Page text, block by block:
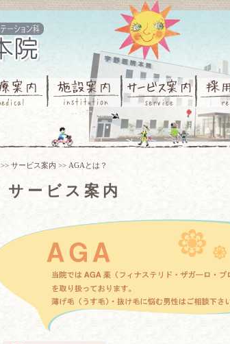
>> サービス案内 >> AGAとは？
サービス案内